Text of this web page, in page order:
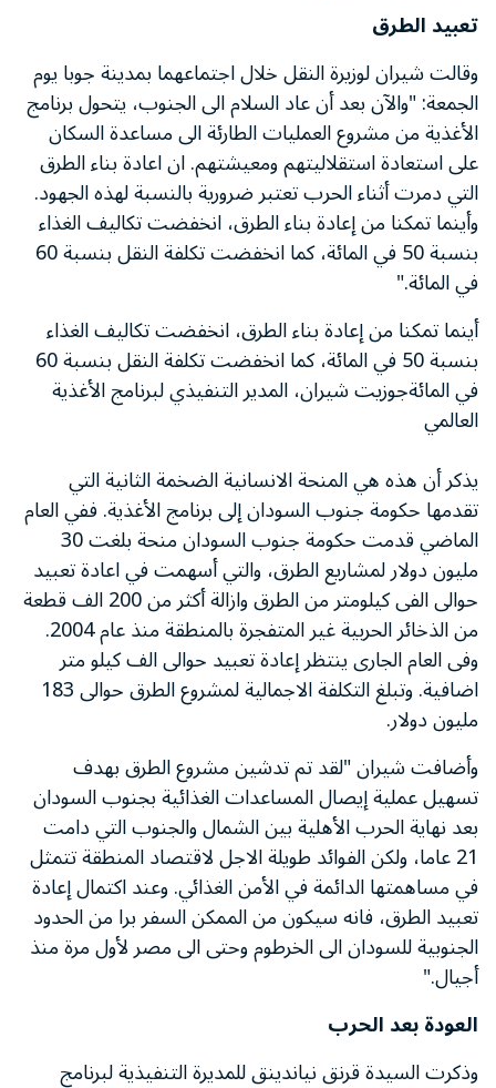
تعبيد الطرق
وقالت شيران لوزيرة النقل خلال اجتماعهما بمدينة جوبا يوم
الجمعة: "والآن بعد أن عاد السلام الى الجنوب، يتحول برنامج
الأغذية من مشروع العمليات الطارئة الى مساعدة السكان
على استعادة استقلاليتهم ومعيشتهم. ان اعادة بناء الطرق
التي دمرت أثناء الحرب تعتبر ضرورية بالنسبة لهذه الجهود.
وأينما تمكنا من إعادة بناء الطرق، انخفضت تكاليف الغذاء
بنسبة 50 في المائة، كما انخفضت تكلفة النقل بنسبة 60
في المائة."
أينما تمكنا من إعادة بناء الطرق، انخفضت تكاليف الغذاء
بنسبة 50 في المائة، كما انخفضت تكلفة النقل بنسبة 60
في المائةجوزيت شيران، المدير التنفيذي لبرنامج الأغذية
العالمي
يذكر أن هذه هي المنحة الانسانية الضخمة الثانية التي
تقدمها حكومة جنوب السودان إلى برنامج الأغذية. ففي العام
الماضي قدمت حكومة جنوب السودان منحة بلغت 30
مليون دولار لمشاريع الطرق، والتي أسهمت في اعادة تعبيد
حوالى الفى كيلومتر من الطرق وازالة أكثر من 200 الف قطعة
من الذخائر الحربية غير المتفجرة بالمنطقة منذ عام 2004.
وفى العام الجارى ينتظر إعادة تعبيد حوالى الف كيلو متر
اضافية. وتبلغ التكلفة الاجمالية لمشروع الطرق حوالى 183
مليون دولار.
وأضافت شيران "لقد تم تدشين مشروع الطرق بهدف
تسهيل عملية إيصال المساعدات الغذائية بجنوب السودان
بعد نهاية الحرب الأهلية بين الشمال والجنوب التي دامت
21 عاما، ولكن الفوائد طويلة الاجل لاقتصاد المنطقة تتمثل
في مساهمتها الدائمة في الأمن الغذائي. وعند اكتمال إعادة
تعبيد الطرق، فانه سيكون من الممكن السفر برا من الحدود
الجنوبية للسودان الى الخرطوم وحتى الى مصر لأول مرة منذ
أجيال."
العودة بعد الحرب
وذكرت السيدة قرنق نياندينق للمديرة التنفيذية لبرنامج